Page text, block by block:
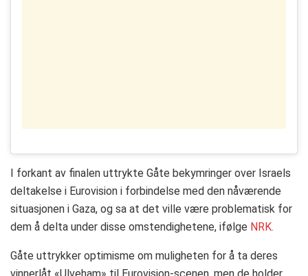
I forkant av finalen uttrykte Gåte bekymringer over Israels
deltakelse i Eurovision i forbindelse med den nåværende
situasjonen i Gaza, og sa at det ville være problematisk for
dem å delta under disse omstendighetene, ifølge NRK.
Gåte uttrykker optimisme om muligheten for å ta deres
vinnerlåt «Ulveham» til Eurovision-scenen, men de holder